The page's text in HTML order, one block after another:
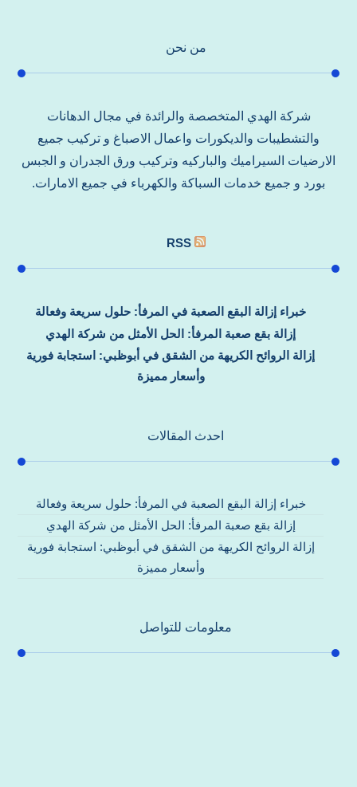
من نحن
شركة الهدي المتخصصة والرائدة في مجال الدهانات
والتشطيبات والديكورات واعمال الاصباغ و تركيب جميع
الارضيات السيراميك والباركيه وتركيب ورق الجدران و الجبس
بورد و جميع خدمات السباكة والكهرباء في جميع الامارات.
RSS
خبراء إزالة البقع الصعبة في المرفأ: حلول سريعة وفعالة
إزالة بقع صعبة المرفأ: الحل الأمثل من شركة الهدي
إزالة الروائح الكريهة من الشقق في أبوظبي: استجابة فورية
وأسعار مميزة
احدث المقالات
خبراء إزالة البقع الصعبة في المرفأ: حلول سريعة وفعالة
إزالة بقع صعبة المرفأ: الحل الأمثل من شركة الهدي
إزالة الروائح الكريهة من الشقق في أبوظبي: استجابة فورية
وأسعار مميزة
معلومات للتواصل